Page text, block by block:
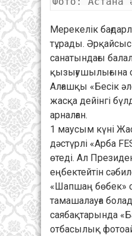
Мерекелік
тұрады.
санатындағы
қызығушылығына
Алғашқы «Бесік
жасқа дейінгі
арналған.
1 маусым күні
дәстүрлі «Арба
өтеді. Ал
еңбектейтін
«Шапшаң бөбек»
тамашалауға
саябақтарында
отбасылық